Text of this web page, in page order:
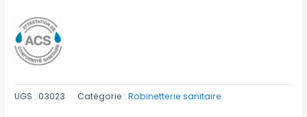
UGS :03023 Catégorie :Robinetterie sanitaire